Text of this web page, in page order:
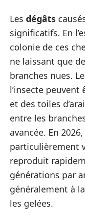
Les dégâts
significatifs. En
colonie de ces
ne laissant que
branches nues.
l’insecte
et des toiles
entre les
avancée. En
particulièrement
reproduit
générations par
généralement à
les gelées.